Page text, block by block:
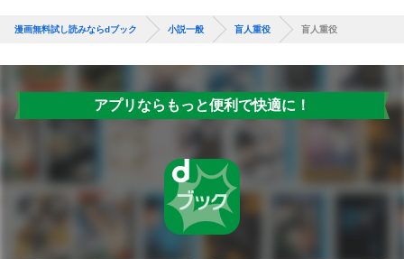
漫画無料試し読みならdブック 小説一般 盲人重役 盲人重役
アプリならもっと便利で快適に！